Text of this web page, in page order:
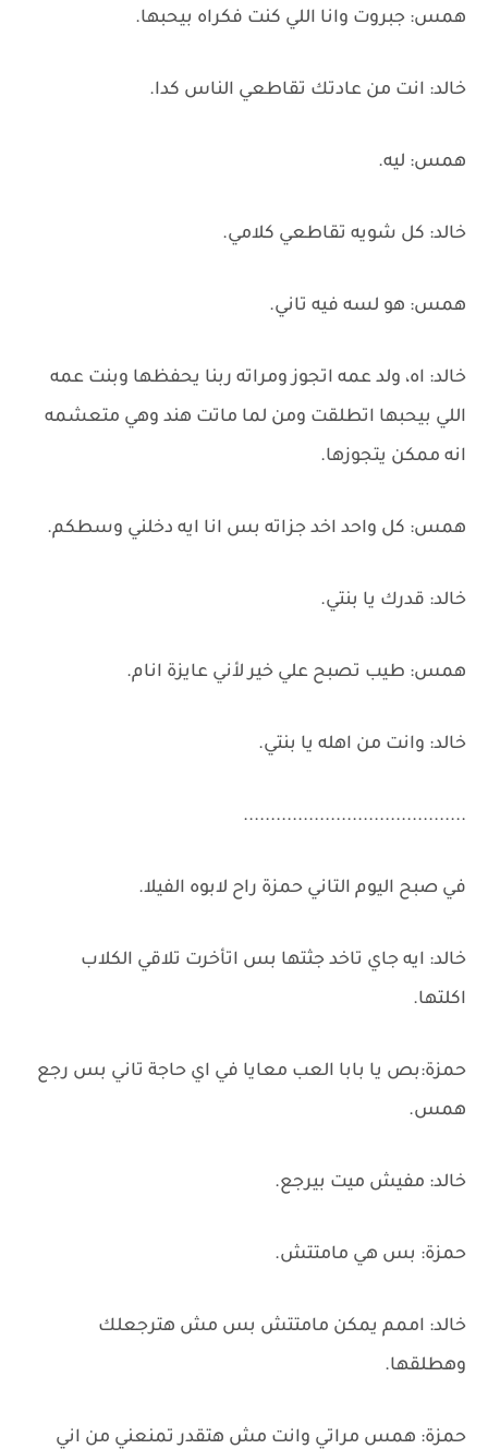
همس: جبروت وانا اللي كنت فكراه بيحبها.
خالد: انت من عادتك تقاطعي الناس كدا.
همس: ليه.
خالد: كل شويه تقاطعي كلامي.
همس: هو لسه فيه تاني.
خالد: اه، ولد عمه اتجوز ومراته ربنا يحفظها وبنت عمه
اللي بيحبها اتطلقت ومن لما ماتت هند وهي متعشمه
انه ممكن يتجوزها.
همس: كل واحد اخد جزاته بس انا ايه دخلني وسطكم.
خالد: قدرك يا بنتي.
همس: طيب تصبح علي خير لأني عايزة انام.
خالد: وانت من اهله يا بنتي.
.........................................
في صبح اليوم التاني حمزة راح لابوه الفيلا.
خالد: ايه جاي تاخد جثتها بس اتأخرت تلاقي الكلاب
اكلتها.
حمزة:بص يا بابا العب معايا في اي حاجة تاني بس رجع
همس.
خالد: مفيش ميت بيرجع.
حمزة: بس هي مامتتش.
خالد: اممم يمكن مامتتش بس مش هترجعلك
وهطلقها.
حمزة: همس مراتي وانت مش هتقدر تمنعني من اني